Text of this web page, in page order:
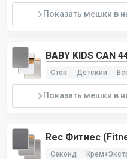
Показать мешки в
BABY KIDS CAN
Сток Детский
Показать мешки в
Rec Фитнес
Секонд